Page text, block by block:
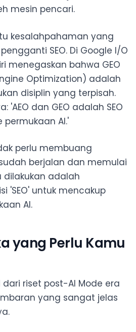
mesin pencari.
kesalahpahaman yang
SEO. Di Google I/O
menegaskan bahwa GEO
Optimization) adalah
disiplin yang terpisah.
'AEO dan GEO adalah SEO
AI.'
perlu membuang
berjalan dan memulai
dilakukan adalah
'SEO' untuk mencakup
AI.
yang Perlu Kamu
riset post-AI Mode era
yang sangat jelas